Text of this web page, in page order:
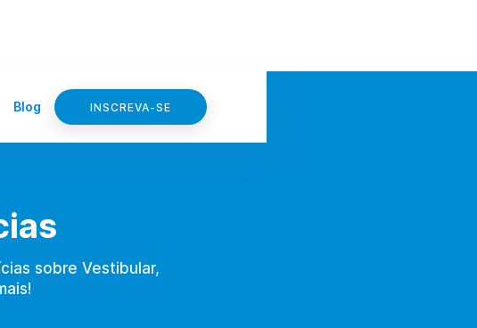
Blog INSCREVA-SE
sobre Vestibular,